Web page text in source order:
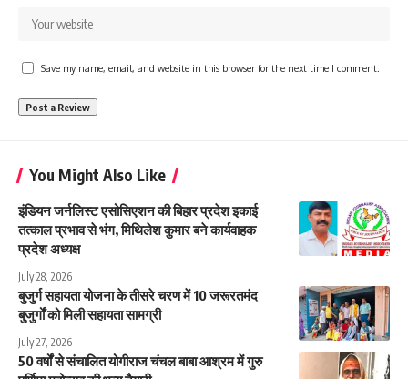
Save my name, email, and website in this browser for the next time I comment.
You Might Also Like
इंडियन जर्नलिस्ट एसोसिएशन की बिहार प्रदेश इकाई
तत्काल प्रभाव से भंग, मिथिलेश कुमार बने कार्यवाहक
प्रदेश अध्यक्ष
July 28, 2026
बुजुर्ग सहायता योजना के तीसरे चरण में 10 जरूरतमंद
बुजुर्गों को मिली सहायता सामग्री
July 27, 2026
50 वर्षों से संचालित योगीराज चंचल बाबा आश्रम में गुरु